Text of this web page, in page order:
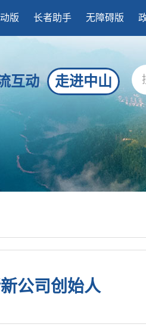
版 长者助手 无障碍版
互动 走进中山
公司创始人